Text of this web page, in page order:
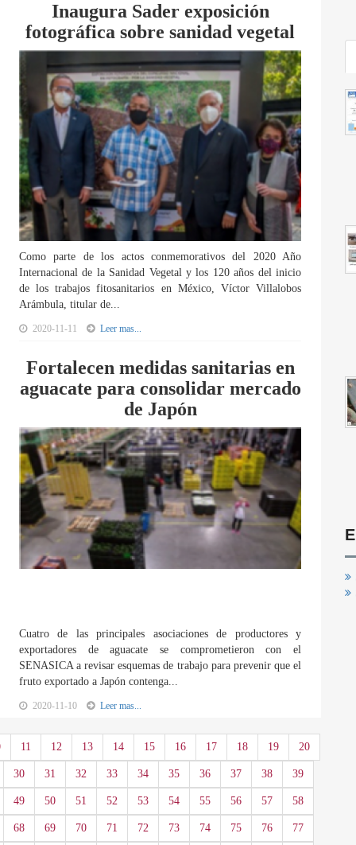
Inaugura Sader exposición
fotográfica sobre sanidad vegetal
Como parte de los actos conmemorativos del 2020 Año
Internacional de la Sanidad Vegetal y los 120 años del inicio
de los trabajos fitosanitarios en México, Víctor Villalobos
Arámbula, titular de...
2020-11-11 Leer mas...
Fortalecen medidas sanitarias en
aguacate para consolidar mercado
de Japón
Cuatro de las principales asociaciones de productores y
exportadores de aguacate se comprometieron con el
SENASICA a revisar esquemas de trabajo para prevenir que el
fruto exportado a Japón contenga...
2020-11-10 Leer mas...
11 12 13 14 15 16 17 18 19 20
30 31 32 33 34 35 36 37 38 39
49 50 51 52 53 54 55 56 57 58
68 69 70 71 72 73 74 75 76 77